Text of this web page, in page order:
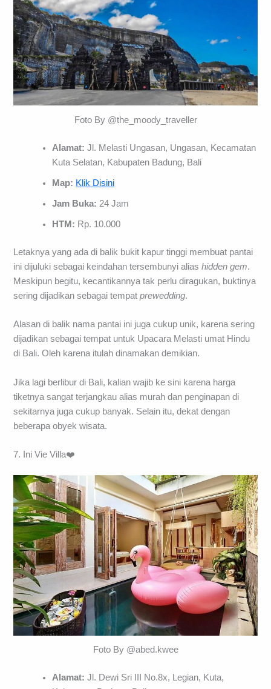
Foto By @the_moody_traveller
Alamat: Jl. Melasti Ungasan, Ungasan, Kecamatan
Kuta Selatan, Kabupaten Badung, Bali
Map: Klik Disini
Jam Buka: 24 Jam
HTM: Rp. 10.000
Letaknya yang ada di balik bukit kapur tinggi membuat pantai
ini dijuluki sebagai keindahan tersembunyi aliashidden gem.
Meskipun begitu, kecantikannya tak perlu diragukan, buktinya
sering dijadikan sebagai tempatprewedding.
Alasan di balik nama pantai ini juga cukup unik, karena sering
dijadikan sebagai tempat untuk Upacara Melasti umat Hindu
di Bali. Oleh karena itulah dinamakan demikian.
Jika lagi berlibur di Bali, kalian wajib ke sini karena harga
tiketnya sangat terjangkau alias murah dan penginapan di
sekitarnya juga cukup banyak. Selain itu, dekat dengan
beberapa obyek wisata.
7. Ini Vie Villa❤️
Foto By @abed.kwee
Alamat: Jl. Dewi Sri III No.8x, Legian, Kuta,